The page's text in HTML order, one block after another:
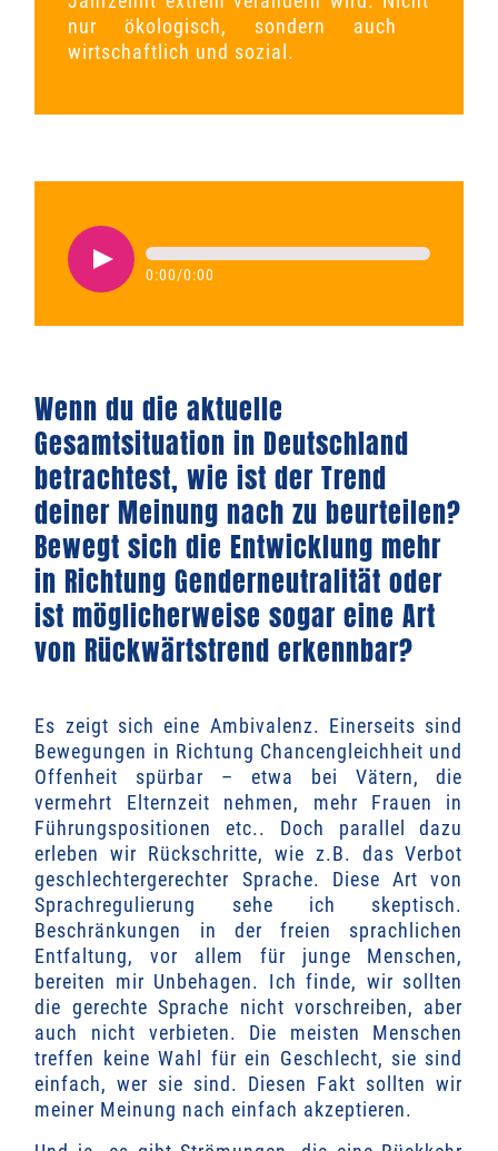
nur ökologisch, sondern auch
wirtschaftlich und sozial.
0:00/0:00
Wenn du die aktuelle
Gesamtsituation in Deutschland
betrachtest, wie ist der Trend
deiner Meinung nach zu beurteilen?
Bewegt sich die Entwicklung mehr
in Richtung Genderneutralität oder
ist möglicherweise sogar eine Art
von Rückwärtstrend erkennbar?
Es zeigt sich eine Ambivalenz. Einerseits sind
Bewegungen in Richtung Chancengleichheit und
Offenheit spürbar – etwa bei Vätern, die
vermehrt Elternzeit nehmen, mehr Frauen in
Führungspositionen etc.. Doch parallel dazu
erleben wir Rückschritte, wie z.B. das Verbot
geschlechtergerechter Sprache. Diese Art von
Sprachregulierung sehe ich skeptisch.
Beschränkungen in der freien sprachlichen
Entfaltung, vor allem für junge Menschen,
bereiten mir Unbehagen. Ich finde, wir sollten
die gerechte Sprache nicht vorschreiben, aber
auch nicht verbieten. Die meisten Menschen
treffen keine Wahl für ein Geschlecht, sie sind
einfach, wer sie sind. Diesen Fakt sollten wir
meiner Meinung nach einfach akzeptieren.